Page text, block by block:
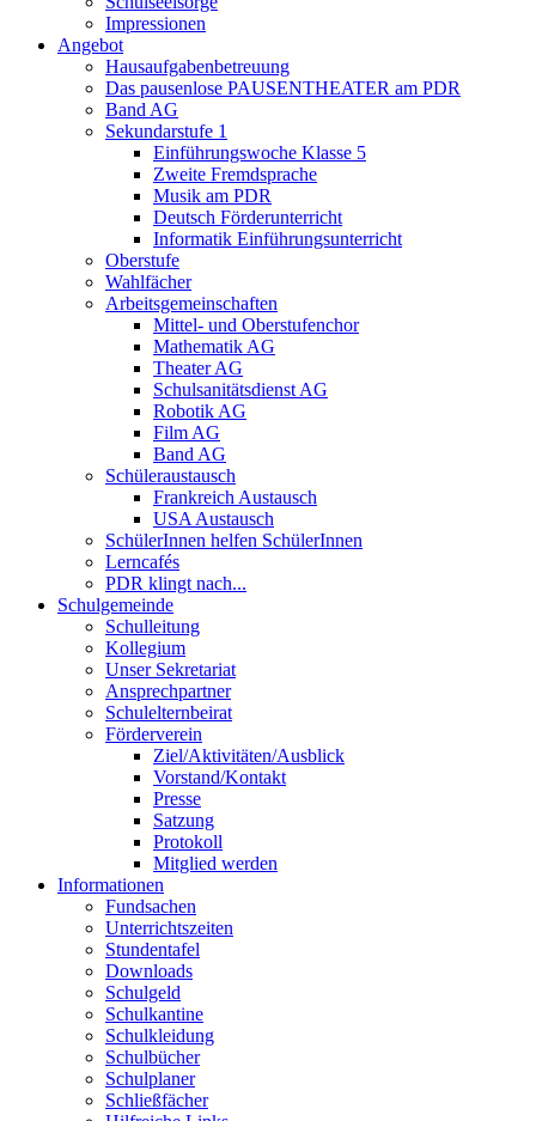
Impressionen
Angebot
Hausaufgabenbetreuung
Das pausenlose PAUSENTHEATER am PDR
Band AG
Sekundarstufe 1
Einführungswoche Klasse 5
Zweite Fremdsprache
Musik am PDR
Deutsch Förderunterricht
Informatik Einführungsunterricht
Oberstufe
Wahlfächer
Arbeitsgemeinschaften
Mittel- und Oberstufenchor
Mathematik AG
Theater AG
Schulsanitätsdienst AG
Robotik AG
Film AG
Band AG
Schüleraustausch
Frankreich Austausch
USA Austausch
SchülerInnen helfen SchülerInnen
Lerncafés
PDR klingt nach...
Schulgemeinde
Schulleitung
Kollegium
Unser Sekretariat
Ansprechpartner
Schulelternbeirat
Förderverein
Ziel/Aktivitäten/Ausblick
Vorstand/Kontakt
Presse
Satzung
Protokoll
Mitglied werden
Informationen
Fundsachen
Unterrichtszeiten
Stundentafel
Downloads
Schulgeld
Schulkantine
Schulkleidung
Schulbücher
Schulplaner
Schließfächer